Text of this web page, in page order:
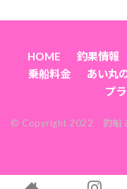
HOME 釣果情報
乗船料金
あい丸
プ
© Copyright 2022 釣船